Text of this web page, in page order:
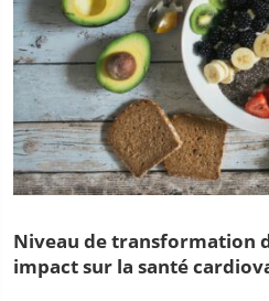
Niveau de transformation
impact sur la santé